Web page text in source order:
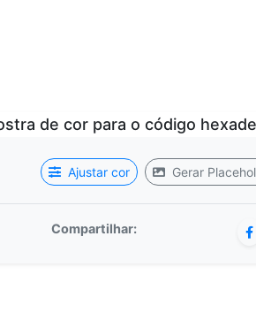
Ajustar cor Gerar
Compartilhar: